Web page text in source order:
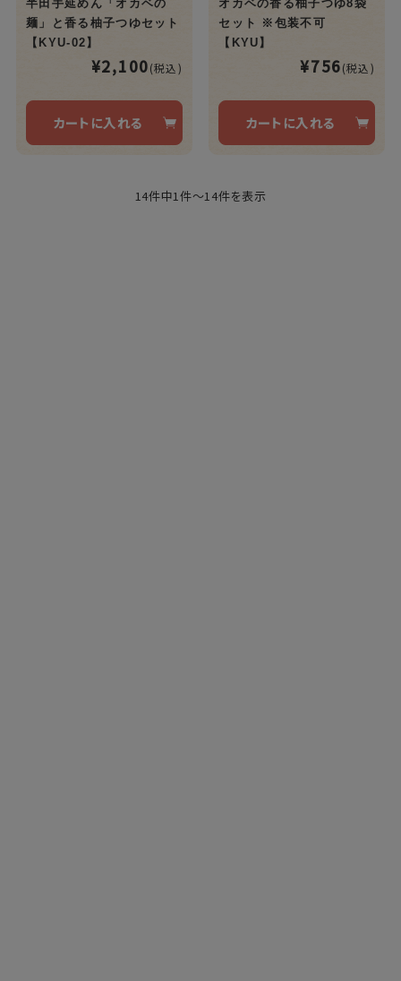
半田手延めん「オカベの
麺」と香る柚子つゆセット
【KYU-02】
¥2,100(税込)
カートに入れる
オカベの香る柚子つゆ8袋
セット ※包装不可
【KYU】
¥756(税込)
カートに入れる
14件中1件～14件を表示